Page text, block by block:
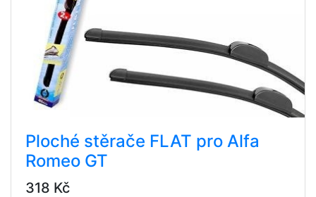
Ploché stěrače FLAT pro Alfa
Romeo GT
318 Kč